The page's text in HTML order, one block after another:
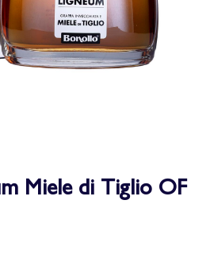
Miele di Tiglio OF